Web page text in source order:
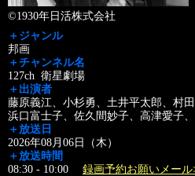
©1930年日活株式会社
＋ジャンル
邦画
＋チャンネル名
127ch 衛星劇場
＋出演者
藤原義江、小杉勇、土井平太郎、村
浜口富士子、佐久間妙子、高津愛子
＋放送日
2026年08月06日（木）
＋放送時間
08:30 - 10:00 録画予約お願いメール